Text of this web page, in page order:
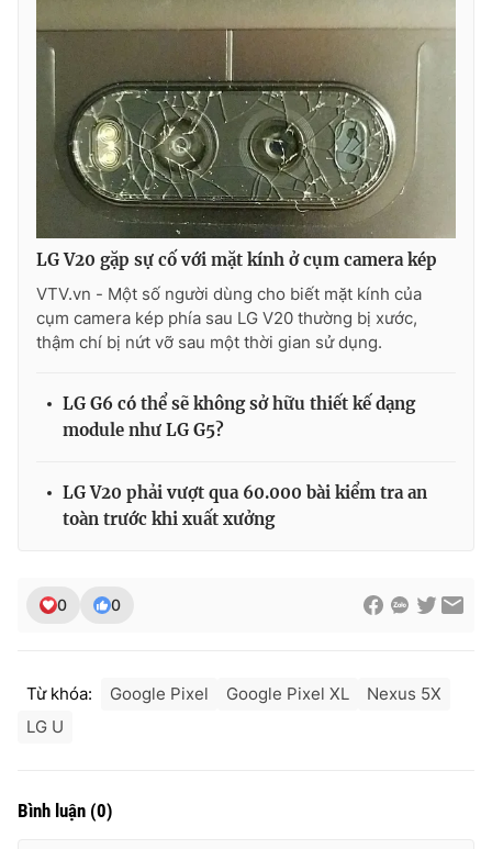
THỜI BÁO VTV
Theo dõi báo trên
Cơ quan chủ quản:
Đài Truyền hình Việt Nam
Cơ quan báo chí:Thời báo VTV
Giấy phép hoạt động báo in và báo điện tử số 483/GP-BTTTT
Vũ Thanh Thủy
Phó Tổng Biên tập: Nguyễn Thị Mỹ Hạnh, Phạm Quốc Thắng,
Ðiện thoại Thời báo VTV:024.66 897 897
LG V20 gặp sự cố với mặt kính ở cụm camera kép
VTV.vn - Một số người dùng cho biết mặt kính của
cụm camera kép phía sau LG V20 thường bị xước,
thậm chí bị nứt vỡ sau một thời gian sử dụng.
LG G6 có thể sẽ không sở hữu thiết kế dạng
module như LG G5?
LG V20 phải vượt qua 60.000 bài kiểm tra an
toàn trước khi xuất xưởng
0 0
Từ khóa: Google Pixel Google Pixel XL
Nexus 5X
LG U
Bình luận (0)